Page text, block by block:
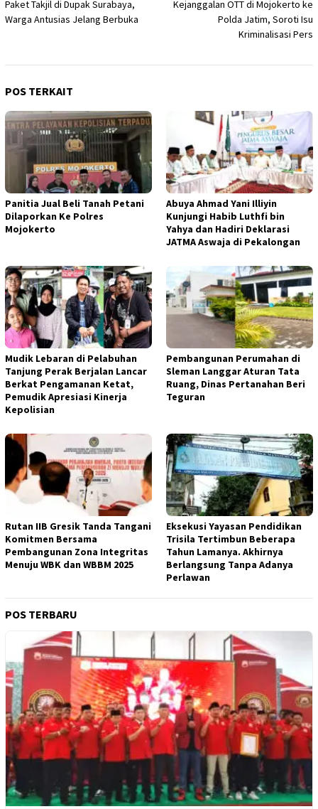
Paket Takjil di Dupak Surabaya,
Warga Antusias Jelang Berbuka
Kejanggalan OTT di Mojokerto ke
Polda Jatim, Soroti Isu
Kriminalisasi Pers
POS TERKAIT
Panitia Jual Beli Tanah Petani
Dilaporkan Ke Polres
Mojokerto
Abuya Ahmad Yani Illiyin
Kunjungi Habib Luthfi bin
Yahya dan Hadiri Deklarasi
JATMA Aswaja di Pekalongan
Mudik Lebaran di Pelabuhan
Tanjung Perak Berjalan Lancar
Berkat Pengamanan Ketat,
Pemudik Apresiasi Kinerja
Kepolisian
Pembangunan Perumahan di
Sleman Langgar Aturan Tata
Ruang, Dinas Pertanahan Beri
Teguran
Rutan IIB Gresik Tanda Tangani
Komitmen Bersama
Pembangunan Zona Integritas
Menuju WBK dan WBBM 2025
Eksekusi Yayasan Pendidikan
Trisila Tertimbun Beberapa
Tahun Lamanya. Akhirnya
Berlangsung Tanpa Adanya
Perlawan
POS TERBARU